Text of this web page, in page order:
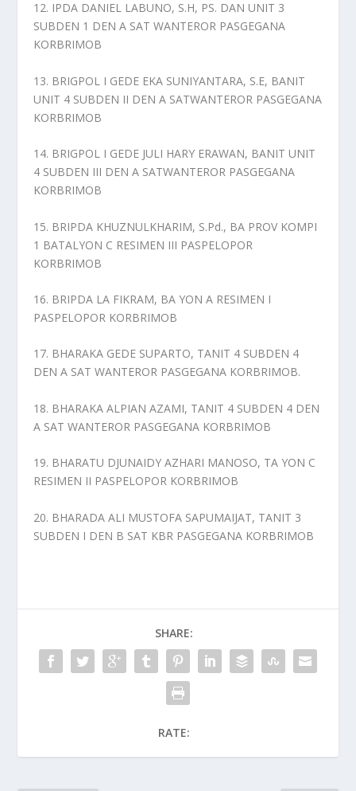
12. IPDA DANIEL LABUNO, S.H, PS. DAN UNIT 3
SUBDEN 1 DEN A SAT WANTEROR PASGEGANA
KORBRIMOB
13. BRIGPOL I GEDE EKA SUNIYANTARA, S.E, BANIT
UNIT 4 SUBDEN II DEN A SATWANTEROR PASGEGANA
KORBRIMOB
14. BRIGPOL I GEDE JULI HARY ERAWAN, BANIT UNIT
4 SUBDEN III DEN A SATWANTEROR PASGEGANA
KORBRIMOB
15. BRIPDA KHUZNULKHARIM, S.Pd., BA PROV KOMPI
1 BATALYON C RESIMEN III PASPELOPOR
KORBRIMOB
16. BRIPDA LA FIKRAM, BA YON A RESIMEN I
PASPELOPOR KORBRIMOB
17. BHARAKA GEDE SUPARTO, TANIT 4 SUBDEN 4
DEN A SAT WANTEROR PASGEGANA KORBRIMOB.
18. BHARAKA ALPIAN AZAMI, TANIT 4 SUBDEN 4 DEN
A SAT WANTEROR PASGEGANA KORBRIMOB
19. BHARATU DJUNAIDY AZHARI MANOSO, TA YON C
RESIMEN II PASPELOPOR KORBRIMOB
20. BHARADA ALI MUSTOFA SAPUMAIJAT, TANIT 3
SUBDEN I DEN B SAT KBR PASGEGANA KORBRIMOB
SHARE:
RATE: